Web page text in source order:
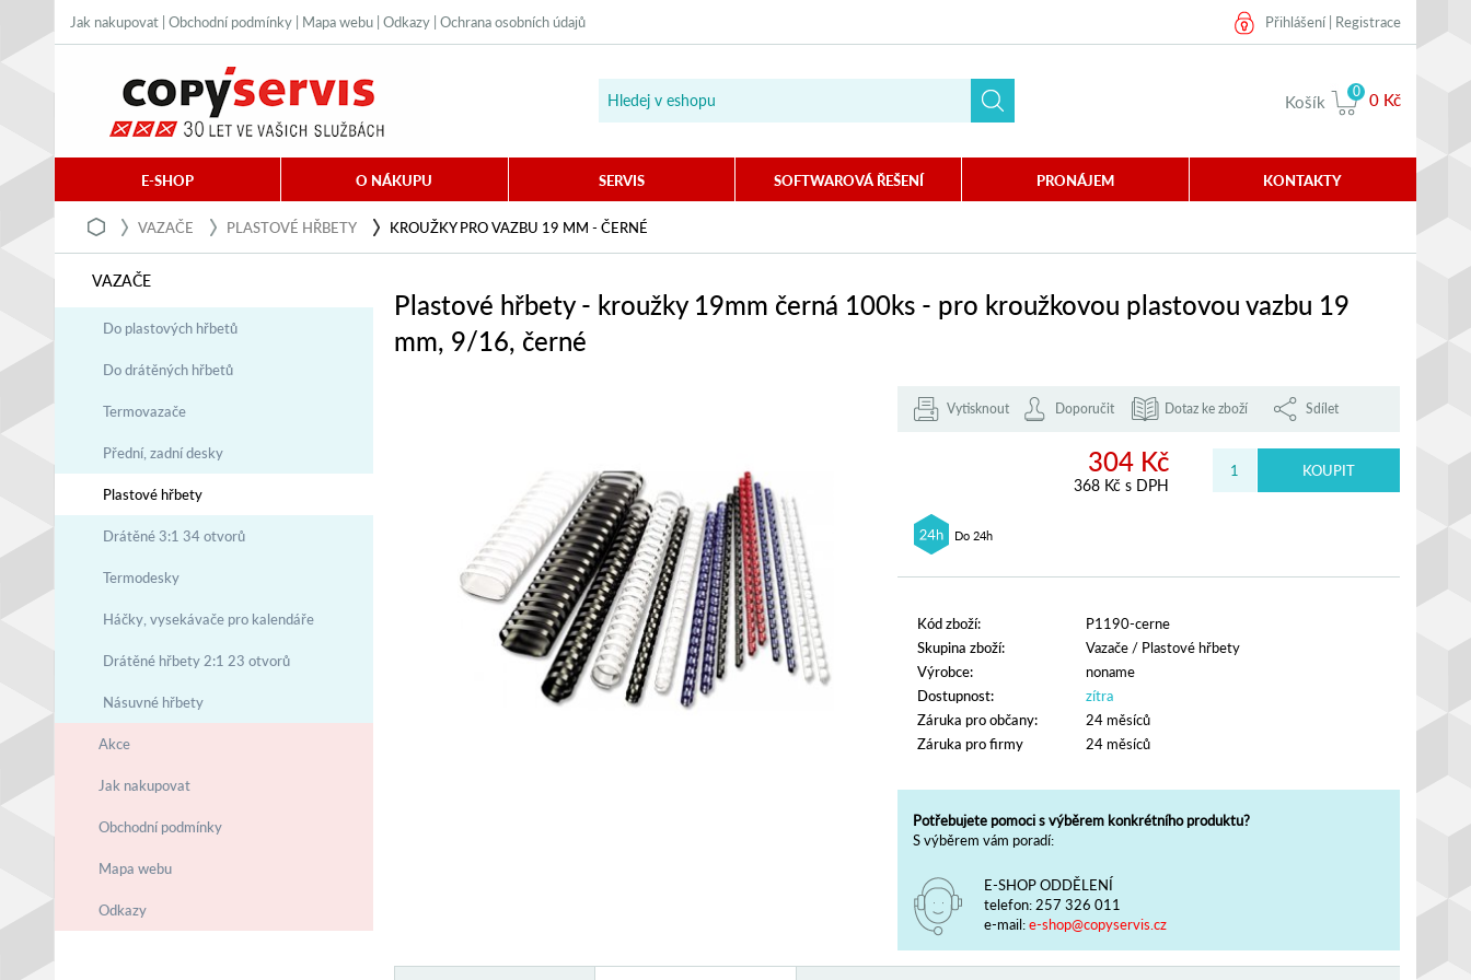
Jak nakupovat Obchodní podmínky Mapa webu Odkazy Ochrana osobních údajů Přihlášení Registrace
Košík
0 0 Kč
E-SHOP O NÁKUPU SERVIS SOFTWAROVÁ ŘEŠENÍ PRONÁJEM KONTAKTY
VAZAČE PLASTOVÉ HŘBETY KROUŽKY PRO VAZBU 19 MM - ČERNÉ
VAZAČE
Do plastových hřbetů
Do drátěných hřbetů
Termovazače
Přední, zadní desky
Plastové hřbety
Drátěné 3:1 34 otvorů
Termodesky
Háčky, vysekávače pro kalendáře
Drátěné hřbety 2:1 23 otvorů
Násuvné hřbety
Akce
Jak nakupovat
Obchodní podmínky
Mapa webu
Odkazy
Plastové hřbety - kroužky 19mm černá 100ks - pro kroužkovou plastovou vazbu 19
mm, 9/16, černé
Vytisknout Doporučit Dotaz ke zboží Sdílet
304 Kč
368 Kč s DPH
Do 24h
Kód zboží:
P1190-cerne
Skupina zboží:
Vazače/ Plastové hřbety
Výrobce:
noname
Dostupnost:
zítra
Záruka pro občany:
24 měsíců
Záruka pro firmy
24 měsíců
Potřebujete pomoci s výběrem konkrétního produktu?
S výběrem vám poradí:
E-SHOP ODDĚLENÍ
telefon: 257 326 011
e-mail:e-shop@copyservis.cz